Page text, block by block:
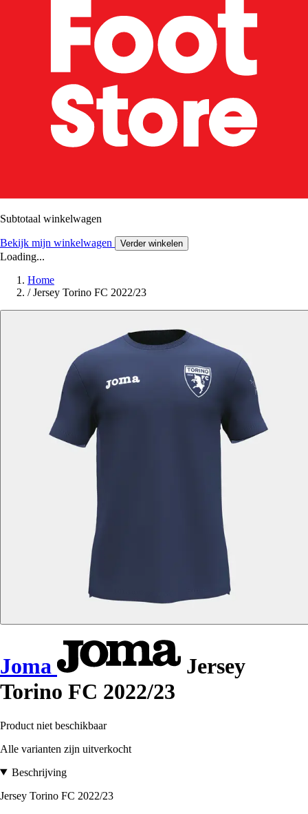
Subtotaal winkelwagen
Bekijk mijn winkelwagen Verder winkelen
Loading...
Home
/ Jersey Torino FC 2022/23
Joma
Jersey
Torino FC 2022/23
Product niet beschikbaar
Alle varianten zijn uitverkocht
Beschrijving
Jersey Torino FC 2022/23